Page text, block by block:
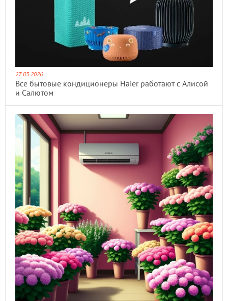
27.03.2026
Все бытовые кондиционеры Haier работают с Алисой
и Салютом